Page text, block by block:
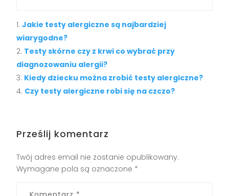
Jakie testy alergiczne są najbardziej
wiarygodne?
Testy skórne czy z krwi co wybrać przy
diagnozowaniu alergii?
Kiedy dziecku można zrobić testy alergiczne?
Czy testy alergiczne robi się na czczo?
Prześlij komentarz
Twój adres email nie zostanie opublikowany.
Wymagane pola są oznaczone *